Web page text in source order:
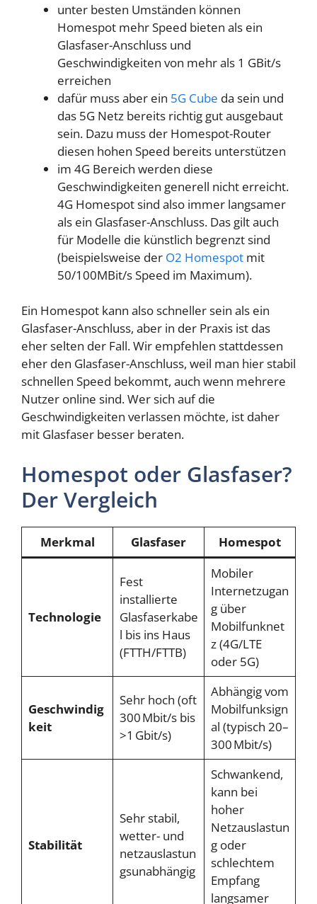
unter besten Umständen können
Homespot mehr Speed bieten als ein
Glasfaser-Anschluss und
Geschwindigkeiten von mehr als 1 GBit/s
erreichen
dafür muss aber ein 5G Cube da sein und
das 5G Netz bereits richtig gut ausgebaut
sein. Dazu muss der Homespot-Router
diesen hohen Speed bereits unterstützen
im 4G Bereich werden diese
Geschwindigkeiten generell nicht erreicht.
4G Homespot sind also immer langsamer
als ein Glasfaser-Anschluss. Das gilt auch
für Modelle die künstlich begrenzt sind
(beispielsweise der O2 Homespot mit
50/100MBit/s Speed im Maximum).
Ein Homespot kann also schneller sein als ein
Glasfaser-Anschluss, aber in der Praxis ist das
eher selten der Fall. Wir empfehlen stattdessen
eher den Glasfaser-Anschluss, weil man hier stabil
schnellen Speed bekommt, auch wenn mehrere
Nutzer online sind. Wer sich auf die
Geschwindigkeiten verlassen möchte, ist daher
mit Glasfaser besser beraten.
Homespot oder Glasfaser?
Der Vergleich
Merkmal Glasfaser Homespot
Technologie
Fest
installierte
Glasfaserkabe
l bis ins Haus
(FTTH/FTTB)
Mobiler
Internetzugan
g über
Mobilfunknet
z (4G/LTE
oder 5G)
Geschwindig
keit
Sehr hoch (oft
300 Mbit/s bis
>1 Gbit/s)
Abhängig vom
Mobilfunksign
al (typisch 20–
300 Mbit/s)
Stabilität
Sehr stabil,
wetter- und
netzauslastun
gsunabhängig
Schwankend,
kann bei
hoher
Netzauslastun
g oder
schlechtem
Empfang
langsamer